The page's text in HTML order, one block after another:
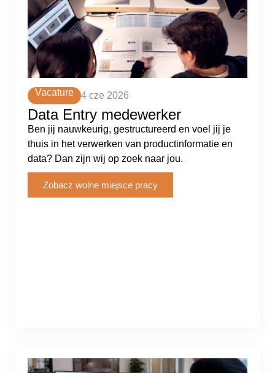
Vacature 4 cze 2026
Data Entry medewerker
Ben jij nauwkeurig, gestructureerd en voel jij je
thuis in het verwerken van productinformatie en
data? Dan zijn wij op zoek naar jou.
Zobacz wolne miejsce pracy